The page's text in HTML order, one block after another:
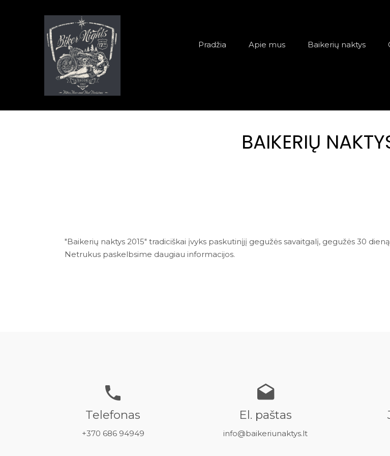
Pagrindinė navigacija
Pradžia Apie mus Baikerių naktys
BAIKERIŲ
"Baikerių naktys 2015" tradiciškai įvyks paskutinįjį gegužės savaitgalį, gegužės 30
Netrukus paskelbsime daugiau informacijos.
Telefonas
+370 686 94949
El. paštas
info@baikeriunaktys.lt